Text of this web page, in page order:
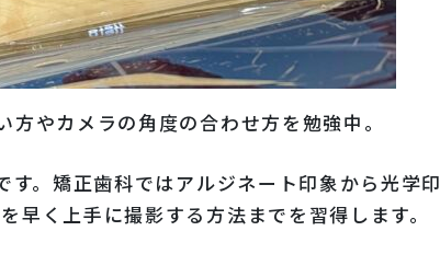
やカメラの角度の合わせ方を勉強中。
。矯正歯科ではアルジネート印象から光学印
早く上手に撮影する方法までを習得します。